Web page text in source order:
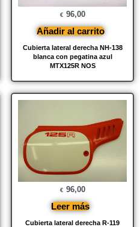
Cubierta lateral derecha NH-138
blanca con pegatina azul
MTX125R NOS
€ 96,00
Añadir al carrito
Cubierta lateral derecha R-119
€ 96,00
Leer más